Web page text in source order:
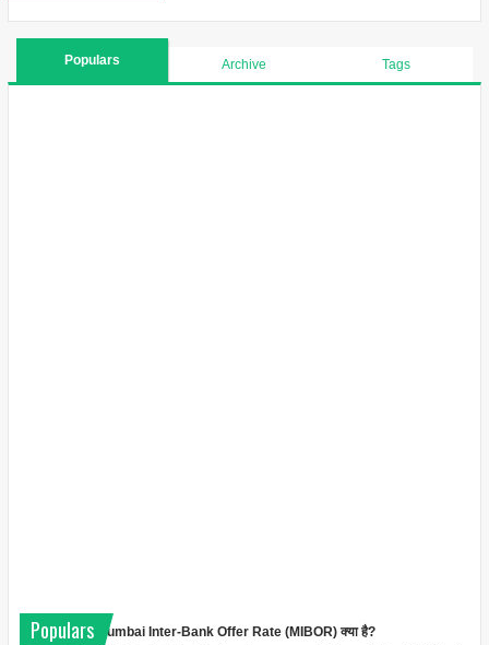
Populars Archive Tags
Populars
Mumbai Inter-Bank Offer Rate (MIBOR) क्या है?